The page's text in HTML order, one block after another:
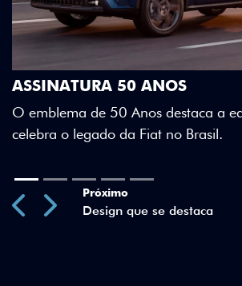
DESIGN QUE SE
Teto bicolor, adesivos
Green criam uma identidade